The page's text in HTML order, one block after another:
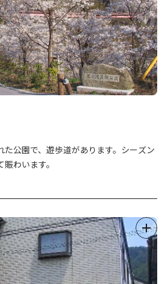
公園で、遊歩道があります。シーズン
わいます。